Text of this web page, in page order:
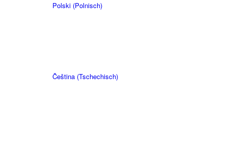
Polski(Polnisch)
Čeština(Tschechisch)